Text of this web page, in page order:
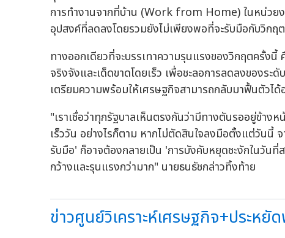
การทำงานจากที่บ้าน (Work from Home) ในหน่วย
อุปสงค์ที่ลดลงโดยรวมยังไม่เพียงพอที่จะรับมือกับวิกฤ
ทางออกเดียวที่จะบรรเทาความรุนแรงของวิกฤตครั้ง
จริงจังและเด็ดขาดโดยเร็ว เพื่อชะลอการลดลงของร
เตรียมความพร้อมให้เศรษฐกิจสามารถกลับมาฟื้นตัวไ
"เราเชื่อว่าทุกรัฐบาลเห็นตรงกันว่ามีทางตันรออยู่ข้าง
เร็ววัน อย่างไรก็ตาม หากไม่ตัดสินใจลงมือตั้งแต่วันนี้
รับมือ' ก็อาจต้องกลายเป็น 'การบังคับหยุดชะงักในวันที่
กว้างและรุนแรงกว่ามาก" นายธนธัชกล่าวทิ้งท้าย
ข่าวศูนย์วิเคราะห์เศรษฐกิจ+ประหยั